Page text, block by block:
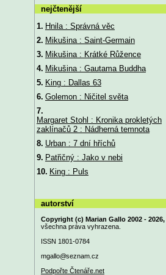
nejčtenější
1. Hnila : Správná věc
2. Mikušina : Saint-Germain
3. Mikušina : Krátké Růžence
4. Mikušina : Gautama Buddha
5. King : Dallas 63
6. Golemon : Ničitel světa
7.
Margaret Stohl : Kronika prokletých
zaklínačů 2 : Nádherná temnota
8. Urban : 7 dní hříchů
9. Patřičný : Jako v nebi
10. King : Puls
autorství
Copyright (c) Marian Gallo 2002 - 2026,
všechna práva vyhrazena.
ISSN 1801-0784
mgallo@seznam.cz
Podpořte Čtenáře.net